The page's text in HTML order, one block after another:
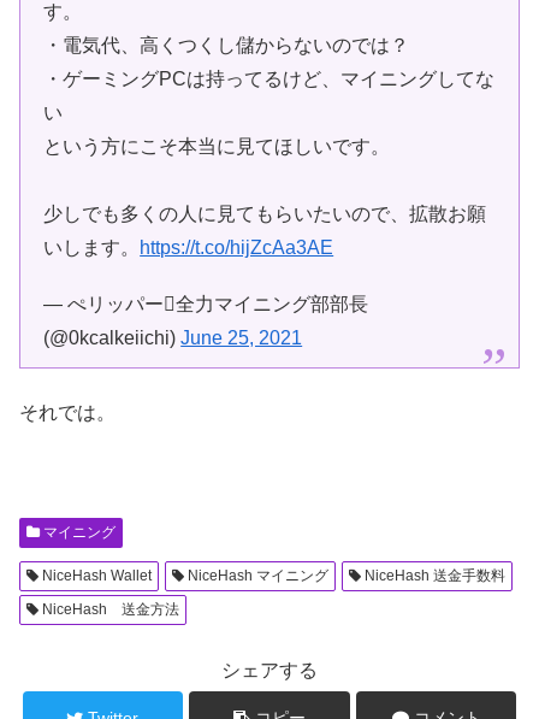
す。
・電気代、高くつくし儲からないのでは？
・ゲーミングPCは持ってるけど、マイニングしてな
い
という方にこそ本当に見てほしいです。
少しでも多くの人に見てもらいたいので、拡散お願
いします。
https://t.co/hijZcAa3AE
— ぺリッパー全力マイニング部部長
(@0kcalkeiichi)June 25, 2021
それでは。
マイニング
NiceHash Wallet NiceHash マイニング
NiceHash 送金手数料
NiceHash 送金方法
シェアする